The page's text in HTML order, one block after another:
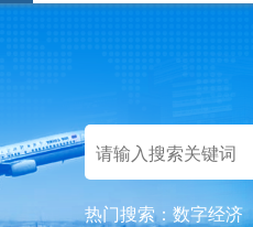
热门搜索： 数字经济